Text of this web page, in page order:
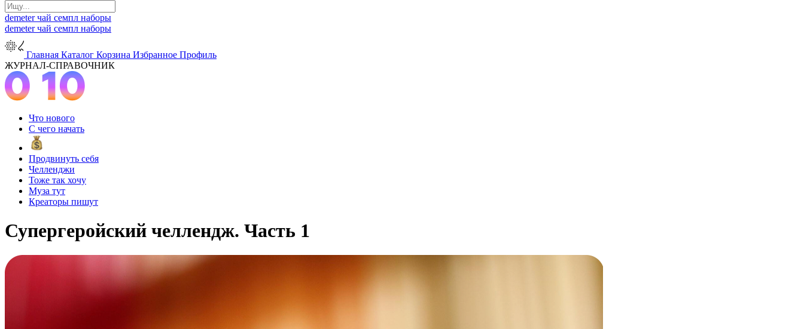
demeterчай семпл наборы
demeterчай семпл наборы
Главная Каталог Корзина Избранное Профиль
ЖУРНАЛ-СПРАВОЧНИК
Что нового
С чего начать
Продвинуть себя
Челленджи
Тоже так хочу
Муза тут
Креаторы пишут
Супергеройский челлендж. Часть 1